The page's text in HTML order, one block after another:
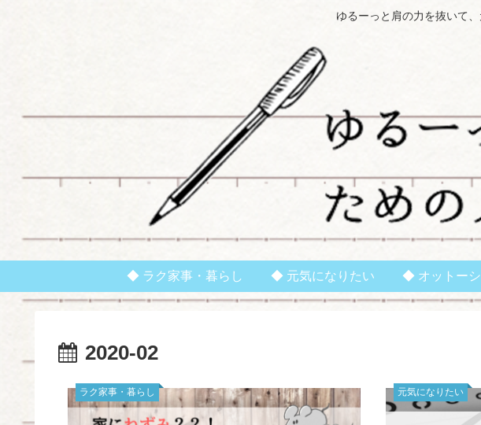
ゆるーっと肩の力を抜いて
◆ ラク家事・暮らし ◆ 元気になりたい ◆ オットー
2020-02
ラク家事・暮らし 元気になりたい